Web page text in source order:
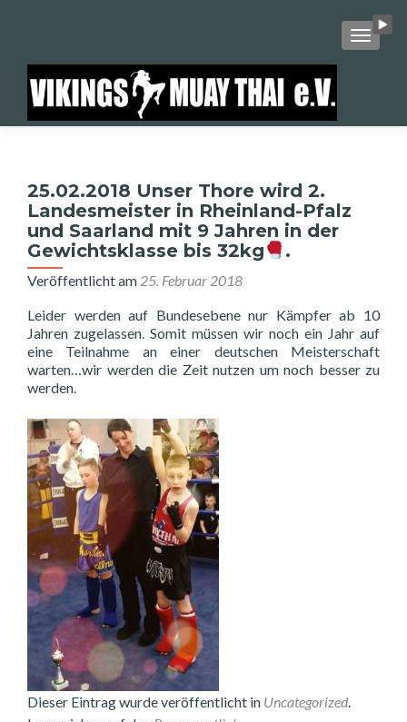
25.02.2018 Unser Thore wird 2.
Landesmeister in Rheinland-Pfalz
und Saarland mit 9 Jahren in der
Gewichtsklasse bis 32kg
.
Veröffentlicht am 25. Februar 2018
Leider werden auf Bundesebene nur Kämpfer ab 10
Jahren zugelassen. Somit müssen wir noch ein Jahr auf
eine Teilnahme an einer deutschen Meisterschaft
warten…wir werden die Zeit nutzen um noch besser zu
werden.
Dieser Eintrag wurde veröffentlicht in Uncategorized.